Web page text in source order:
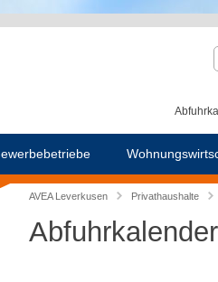
AVEA Leverkusen Privathaushalte